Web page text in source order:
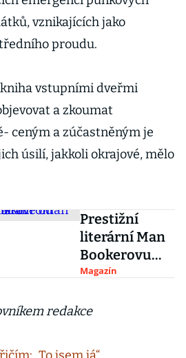
vznikajících jako
proudu.
vstupními dveřmi
a zkoumat
ceným a zúčastněným je
úsilí, jakkoli okrajové, mělo
Prestižní
literární Man
Bookerovu
cenu získal
o Lincolnovi
Magazín
redakce